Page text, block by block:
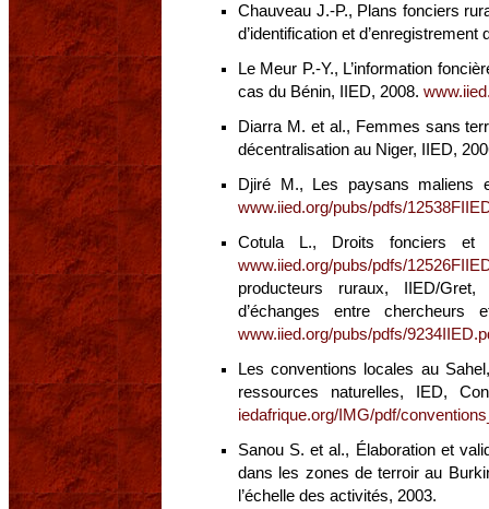
Chauveau J.-P., Plans fonciers
d’identification et
Le Meur P.-Y., L’information
cas du Bénin, IIED, 2008.
Diarra M. et al., Femmes sans
décentralisation au Niger, IIED,
Djiré M., Les paysans maliens
www.iied.org/pubs/pdfs/
Cotula L., Droits fonciers et
www.iied.org/pubs/pdfs/
producteurs ruraux, IIED/
d’échanges entre chercheurs
www.iied.org/pubs/pdfs/
Les conventions locales au
ressources naturelles, IED,
iedafrique.org/IMG/pdf/
Sanou S. et al., Élaboration et
dans les zones de terroir au
l’échelle des activités, 2003.